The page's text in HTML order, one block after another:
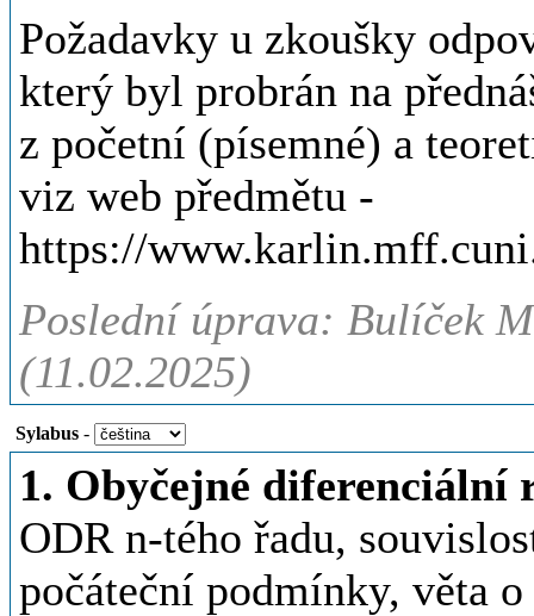
Požadavky u zkoušky
který byl probrán na
z početní (písemné) a
viz web předmětu -
https://
Poslední úprava: Bulíček
(11.02.2025)
Sylabus -
1. Obyčejné diferenciální
ODR n-tého řadu,
počáteční podmínky, věta